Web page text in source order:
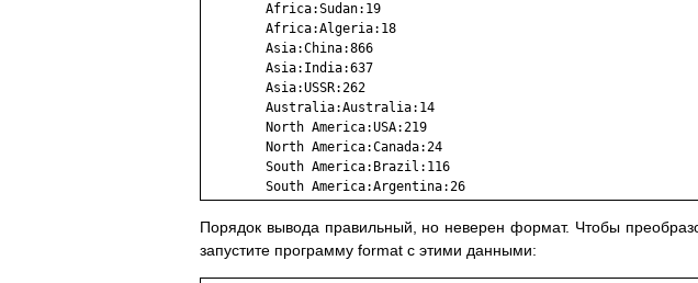
        Africa:Sudan:19
        Africa:Algeria:18
        Asia:China:866
        Asia:India:637
        Asia:USSR:262
        Australia:Australia:14
        North America:USA:219
        North America:Canada:24
        South America:Brazil:116
        South America:Argentina:26
Порядок вывода правильный, но неверен формат. Чтобы
запустите программу format с этими данными: